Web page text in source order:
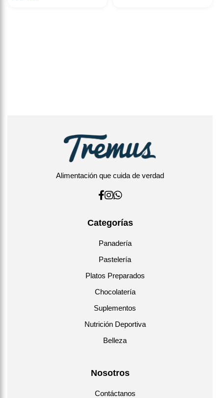
Alimentación que cuida de verdad
Categorías
Panadería
Pastelería
Platos Preparados
Chocolatería
Suplementos
Nutrición Deportiva
Belleza
Nosotros
Contáctanos